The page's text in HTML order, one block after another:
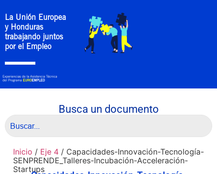
La Unión Europea
y Honduras
trabajando juntos
por el Empleo
Busca un documento
Inicio / Eje 4/ Capacidades-Innovación-Tecnología-
SENPRENDE_Talleres-Incubación-Acceleración-
Startups